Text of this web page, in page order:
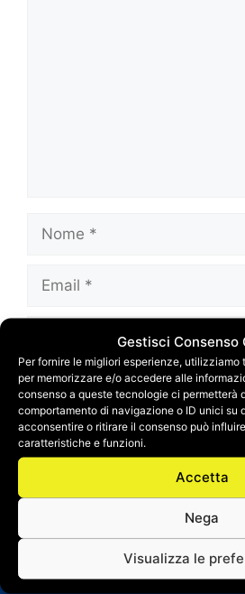
Gestisci Consenso
Per fornire le migliori esperienze,
per memorizzare e/o accedere alle
consenso a queste tecnologie ci permetterà
comportamento di navigazione o ID unici su
acconsentire o ritirare il consenso può
caratteristiche e funzioni.
Accetta
Nega
Visualizza le
Nome
Email
Salva il mio nome, email e
browser per la prossima
commento.
CONTATTI